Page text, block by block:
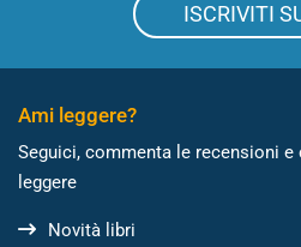
ISCRIVITI
Ami leggere?
Seguici, commenta le recensioni
leggere
Novità libri